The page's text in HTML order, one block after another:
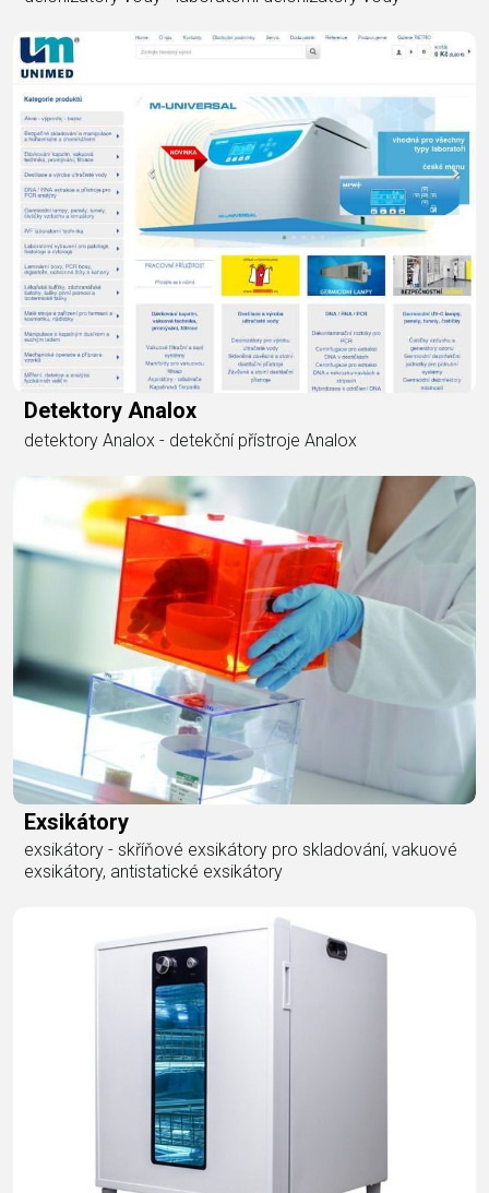
Detektory Analox
detektory Analox - detekční přístroje Analox
Exsikátory
exsikátory - skříňové exsikátory pro skladování, vakuové
exsikátory, antistatické exsikátory